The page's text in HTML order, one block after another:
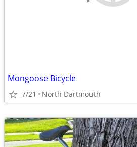
Mongoose Bicycle
7/21 North Dartmouth